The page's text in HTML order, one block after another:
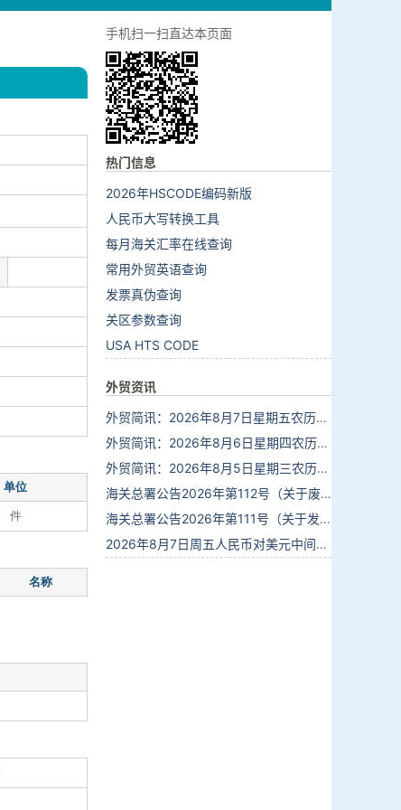
单位
件
名称
手机扫一扫直达本页面
热门信息
2026年HSCODE编码新版
人民币大写转换工具
每月海关汇率在线查询
常用外贸英语查询
发票真伪查询
关区参数查询
USA HTS CODE
外贸资讯
外贸简讯：2026年8月7日星期五农历六月廿五
外贸简讯：2026年8月6日星期四农历六月廿四
外贸简讯：2026年8月5日星期三农历六月廿三
海关总署公告2026年第112号（关于废止部分卫生检疫类规范性文件的公告）
海关总署公告2026年第111号（关于发布《进出境动植物检疫处理监督管理工作规定》《进出境卫生处理监督管理工作规定》的公告）
2026年8月7日周五人民币对美元中间价报6.7904调贬9个基点